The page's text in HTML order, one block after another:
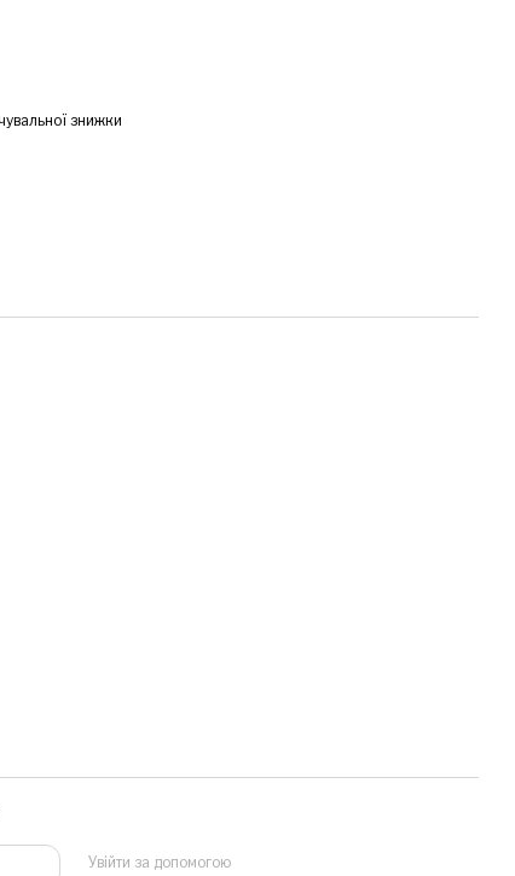
знижки
Увійти за допомогою